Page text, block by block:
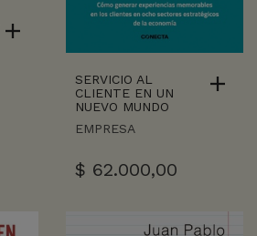
SERVICIO AL
CLIENTE EN UN
NUEVO MUNDO
EMPRESA
$ 62.000,00